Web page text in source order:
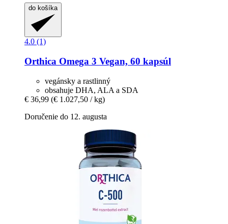
do košíka
4.0 (1)
Orthica Omega 3 Vegan, 60 kapsúl
vegánsky a rastlinný
obsahuje DHA, ALA a SDA
€ 36,99 (€ 1.027,50 / kg)
Doručenie do 12. augusta